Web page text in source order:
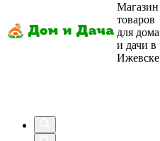
Магазин
товаров
для дома
и дачи в
Ижевске